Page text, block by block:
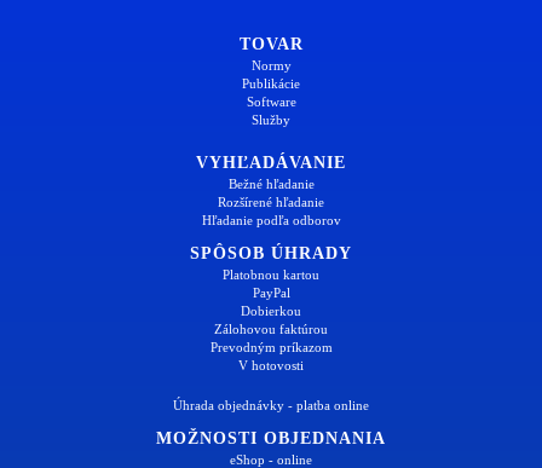
TOVAR
Normy
Publikácie
Software
Služby
VYHĽADÁVANIE
Bežné hľadanie
Rozšírené hľadanie
Hľadanie podľa odborov
SPÔSOB ÚHRADY
Platobnou kartou
PayPal
Dobierkou
Zálohovou faktúrou
Prevodným príkazom
V hotovosti
Úhrada objednávky - platba online
MOŽNOSTI OBJEDNANIA
eShop - online